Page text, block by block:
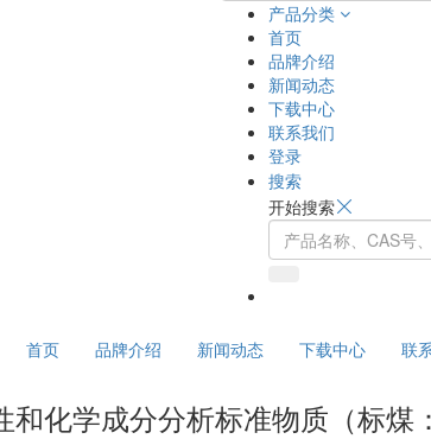
产品分类
首页
品牌介绍
新闻动态
下载中心
联系我们
登录
搜索
开始搜索
首页 品牌介绍 新闻动态 下载中心 联
和化学成分分析标准物质（标煤